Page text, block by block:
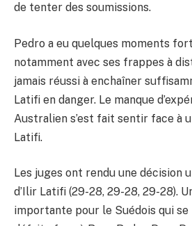
de tenter des soumissions.
Pedro a eu quelques moments
notamment avec ses frappes à
jamais réussi à enchaîner
Latifi en danger. Le manque
Australien s’est fait sentir face à
Latifi.
Les juges ont rendu une décision
d’Ilir Latifi (29-28, 29-28, 29-28).
importante pour le Suédois qui se